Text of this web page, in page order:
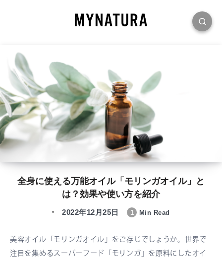
全身に使える万能オイル「モリンガオイル」と
は？効果や使い方を紹介
2022年12月25日 1 Min Read
美容オイル「モリンガオイル」をご存じでしょうか。世界で
注目を集めるスーパーフード「モリンガ」を原料にしたオイ